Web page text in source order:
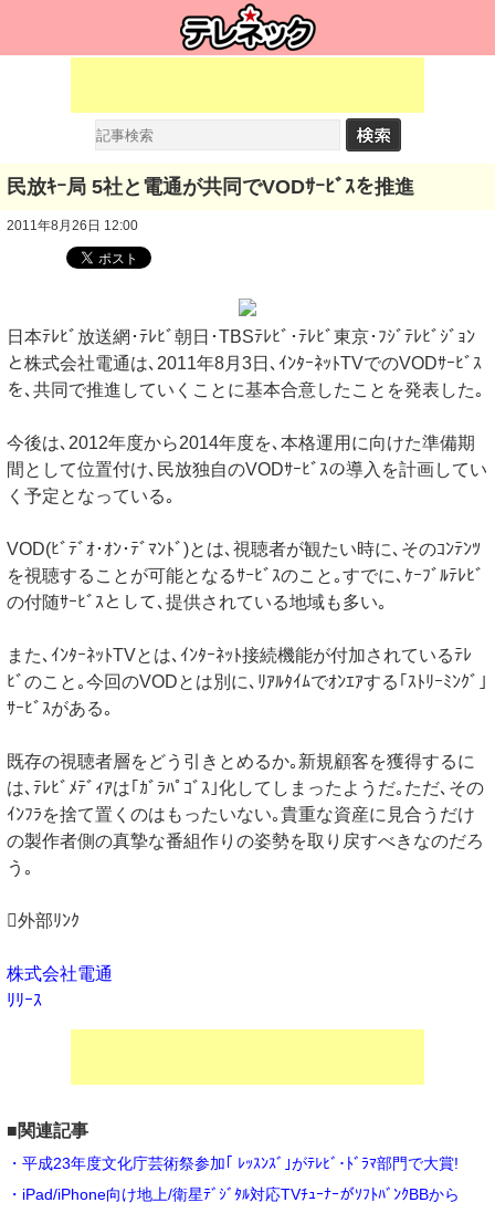
民放ｷｰ局 5社と電通が共同でVODｻｰﾋﾞｽを推進
2011年8月26日 12:00
日本ﾃﾚﾋﾞ放送網･ﾃﾚﾋﾞ朝日･TBSﾃﾚﾋﾞ･ﾃﾚﾋﾞ東京･ﾌｼﾞﾃﾚﾋﾞｼﾞｮﾝ
と株式会社電通は､2011年8月3日､ｲﾝﾀｰﾈｯﾄTVでのVODｻｰﾋﾞｽ
を､共同で推進していくことに基本合意したことを発表した｡
今後は､2012年度から2014年度を､本格運用に向けた準備期
間として位置付け､民放独自のVODｻｰﾋﾞｽの導入を計画してい
く予定となっている｡
VOD(ﾋﾞﾃﾞｵ･ｵﾝ･ﾃﾞﾏﾝﾄﾞ)とは､視聴者が観たい時に､そのｺﾝﾃﾝﾂ
を視聴することが可能となるｻｰﾋﾞｽのこと｡すでに､ｹｰﾌﾞﾙﾃﾚﾋﾞ
の付随ｻｰﾋﾞｽとして､提供されている地域も多い｡
また､ｲﾝﾀｰﾈｯﾄTVとは､ｲﾝﾀｰﾈｯﾄ接続機能が付加されているﾃﾚ
ﾋﾞのこと｡今回のVODとは別に､ﾘｱﾙﾀｲﾑでｵﾝｴｱする｢ｽﾄﾘｰﾐﾝｸﾞ｣
ｻｰﾋﾞｽがある｡
既存の視聴者層をどう引きとめるか｡新規顧客を獲得するに
は､ﾃﾚﾋﾞﾒﾃﾞｨｱは｢ｶﾞﾗﾊﾟｺﾞｽ｣化してしまったようだ｡ただ､その
ｲﾝﾌﾗを捨て置くのはもったいない｡貴重な資産に見合うだけ
の製作者側の真摯な番組作りの姿勢を取り戻すべきなのだろ
う｡
外部ﾘﾝｸ
株式会社電通
ﾘﾘｰｽ
■関連記事
・平成23年度文化庁芸術祭参加｢ ﾚｯｽﾝｽﾞ｣がﾃﾚﾋﾞ･ﾄﾞﾗﾏ部門で大賞!
・iPad/iPhone向け地上/衛星ﾃﾞｼﾞﾀﾙ対応TVﾁｭｰﾅｰがｿﾌﾄﾊﾞﾝｸBBから